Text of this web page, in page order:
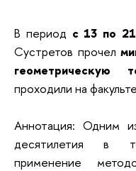
В период с 13 по
Сустретов прочел
геометрическую
проходили на
Аннотация: Одним
десятилетия в
применение